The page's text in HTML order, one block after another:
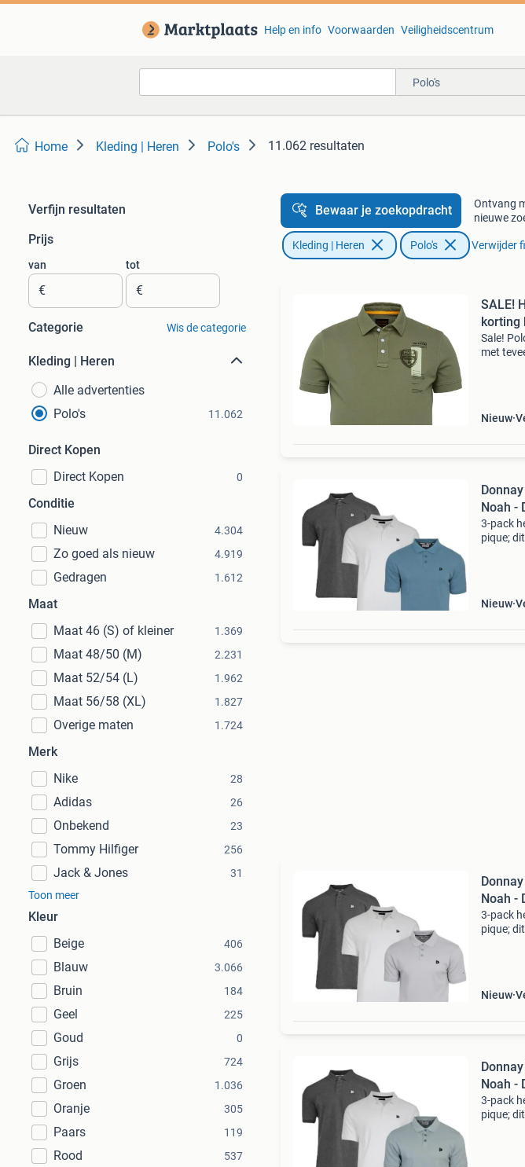
Help en info Voorwaarden Veiligheidscentrum
Polo's
Home Kleding | Heren Polo's 11.062 resultaten
Verfijn resultaten
Prijs
van
€
tot
€
Categorie Wis de categorie
Kleding | Heren
Alle advertenties
Polo's
11.062
Direct Kopen
Direct Kopen
0
Conditie
Nieuw
4.304
Zo goed als nieuw 4.919
Gedragen 1.612
Maat
Maat 46 (S) of kleiner
1.369
Maat 48/50 (M) 2.231
Maat 52/54 (L) 1.962
Maat 56/58 (XL) 1.827
Overige maten 1.724
Merk
Nike
28
Adidas 26
Onbekend 23
Tommy Hilfiger 256
Jack & Jones
31
Toon meer
Kleur
Beige
406
Blauw 3.066
Bruin 184
Geel 225
Goud 0
Grijs 724
Groen 1.036
Oranje 305
Paars 119
Rood 537
Bewaar je zoekopdracht
Ontvang
nieuwe
Kleding | Heren Polo's Verwijder
SALE!
korting
Sale!
met
Nieuw
Noah -
3-pack
pique;
Nieuw
Noah -
3-pack
pique;
Nieuw
Noah -
3-pack
pique;